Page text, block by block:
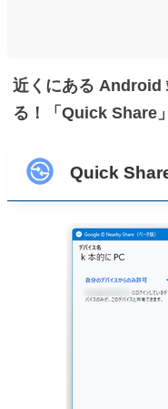
近くにある Android
る！「Quick Share
Quick